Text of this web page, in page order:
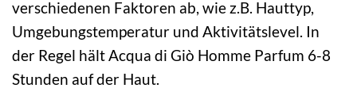
verschiedenen Faktoren ab, wie z.B. Hauttyp,
Umgebungstemperatur und Aktivitätslevel. In
der Regel hält Acqua di Giò Homme Parfum 6-8
Stunden auf der Haut.